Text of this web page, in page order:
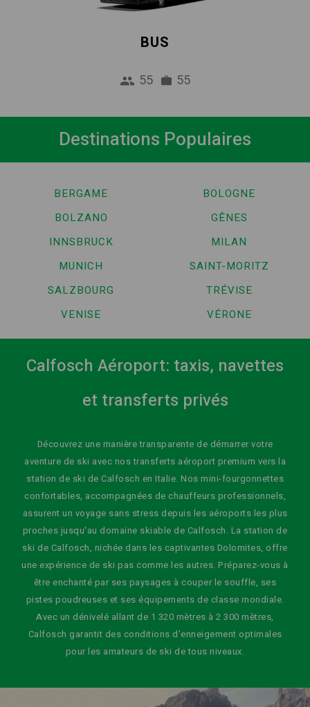
BUS
55 55
Destinations Populaires
BERGAME
BOLOGNE
BOLZANO
GÊNES
INNSBRUCK
MILAN
MUNICH
SAINT-MORITZ
SALZBOURG
TRÉVISE
VENISE
VÉRONE
Calfosch Aéroport: taxis, navettes
et transferts privés
Découvrez une manière transparente de démarrer votre
aventure de ski avec nos transferts aéroport premium vers la
station de ski de Calfosch en Italie. Nos mini-fourgonnettes
confortables, accompagnées de chauffeurs professionnels,
assurent un voyage sans stress depuis les aéroports les plus
proches jusqu'au domaine skiable de Calfosch. La station de
ski de Calfosch, nichée dans les captivantes Dolomites, offre
une expérience de ski pas comme les autres. Préparez-vous à
être enchanté par ses paysages à couper le souffle, ses
pistes poudreuses et ses équipements de classe mondiale.
Avec un dénivelé allant de 1 320 mètres à 2 300 mètres,
Calfosch garantit des conditions d'enneigement optimales
pour les amateurs de ski de tous niveaux.